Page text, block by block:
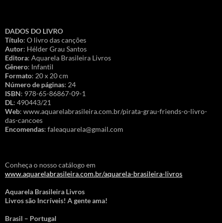
DADOS DO LIVRO
Título: O livro das canções
Autor: Hélder Grau Santos
Editora: Aquarela Brasileira Livros
Gênero: Infantil
Formato: 20 x 20 cm
Número de páginas: 24
ISBN: 978-65-86867-09-1
DL: 490443/21
Web: www.aquarelabrasileira.com.br/pirata-grau-friends-o-livro-
das-cancoes
Encomendas: faleaquarela@gmail.com
Conheça o nosso catálogo em
www.aquarelabrasileira.com.br/aquarela-brasileira-livros
Aquarela Brasileira Livros
Livros são Incríveis! A gente ama!
Brasil – Portugal